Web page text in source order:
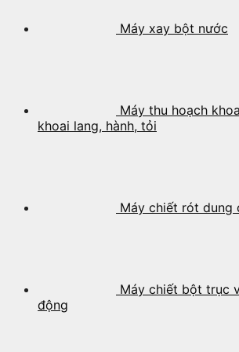
Máy xay bột nước
Máy thu hoạch
khoai lang, hành, tỏi
Máy chiết rót dung
Máy chiết bột trục
động